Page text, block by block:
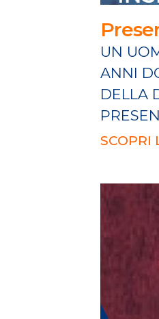
UN
ANNI
DELLA
SCOPRI